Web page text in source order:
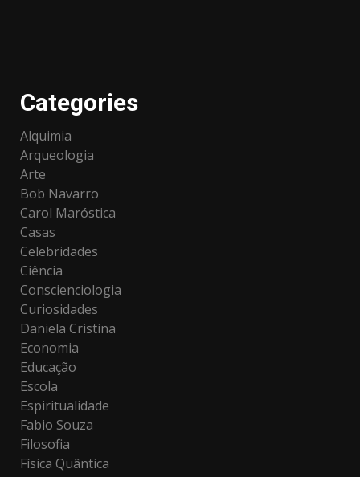
Categories
Alquimia
Arqueologia
Arte
Bob Navarro
Carol Maróstica
Casas
Celebridades
Ciência
Conscienciologia
Curiosidades
Daniela Cristina
Economia
Educação
Escola
Espiritualidade
Fabio Souza
Filosofia
Física Quântica